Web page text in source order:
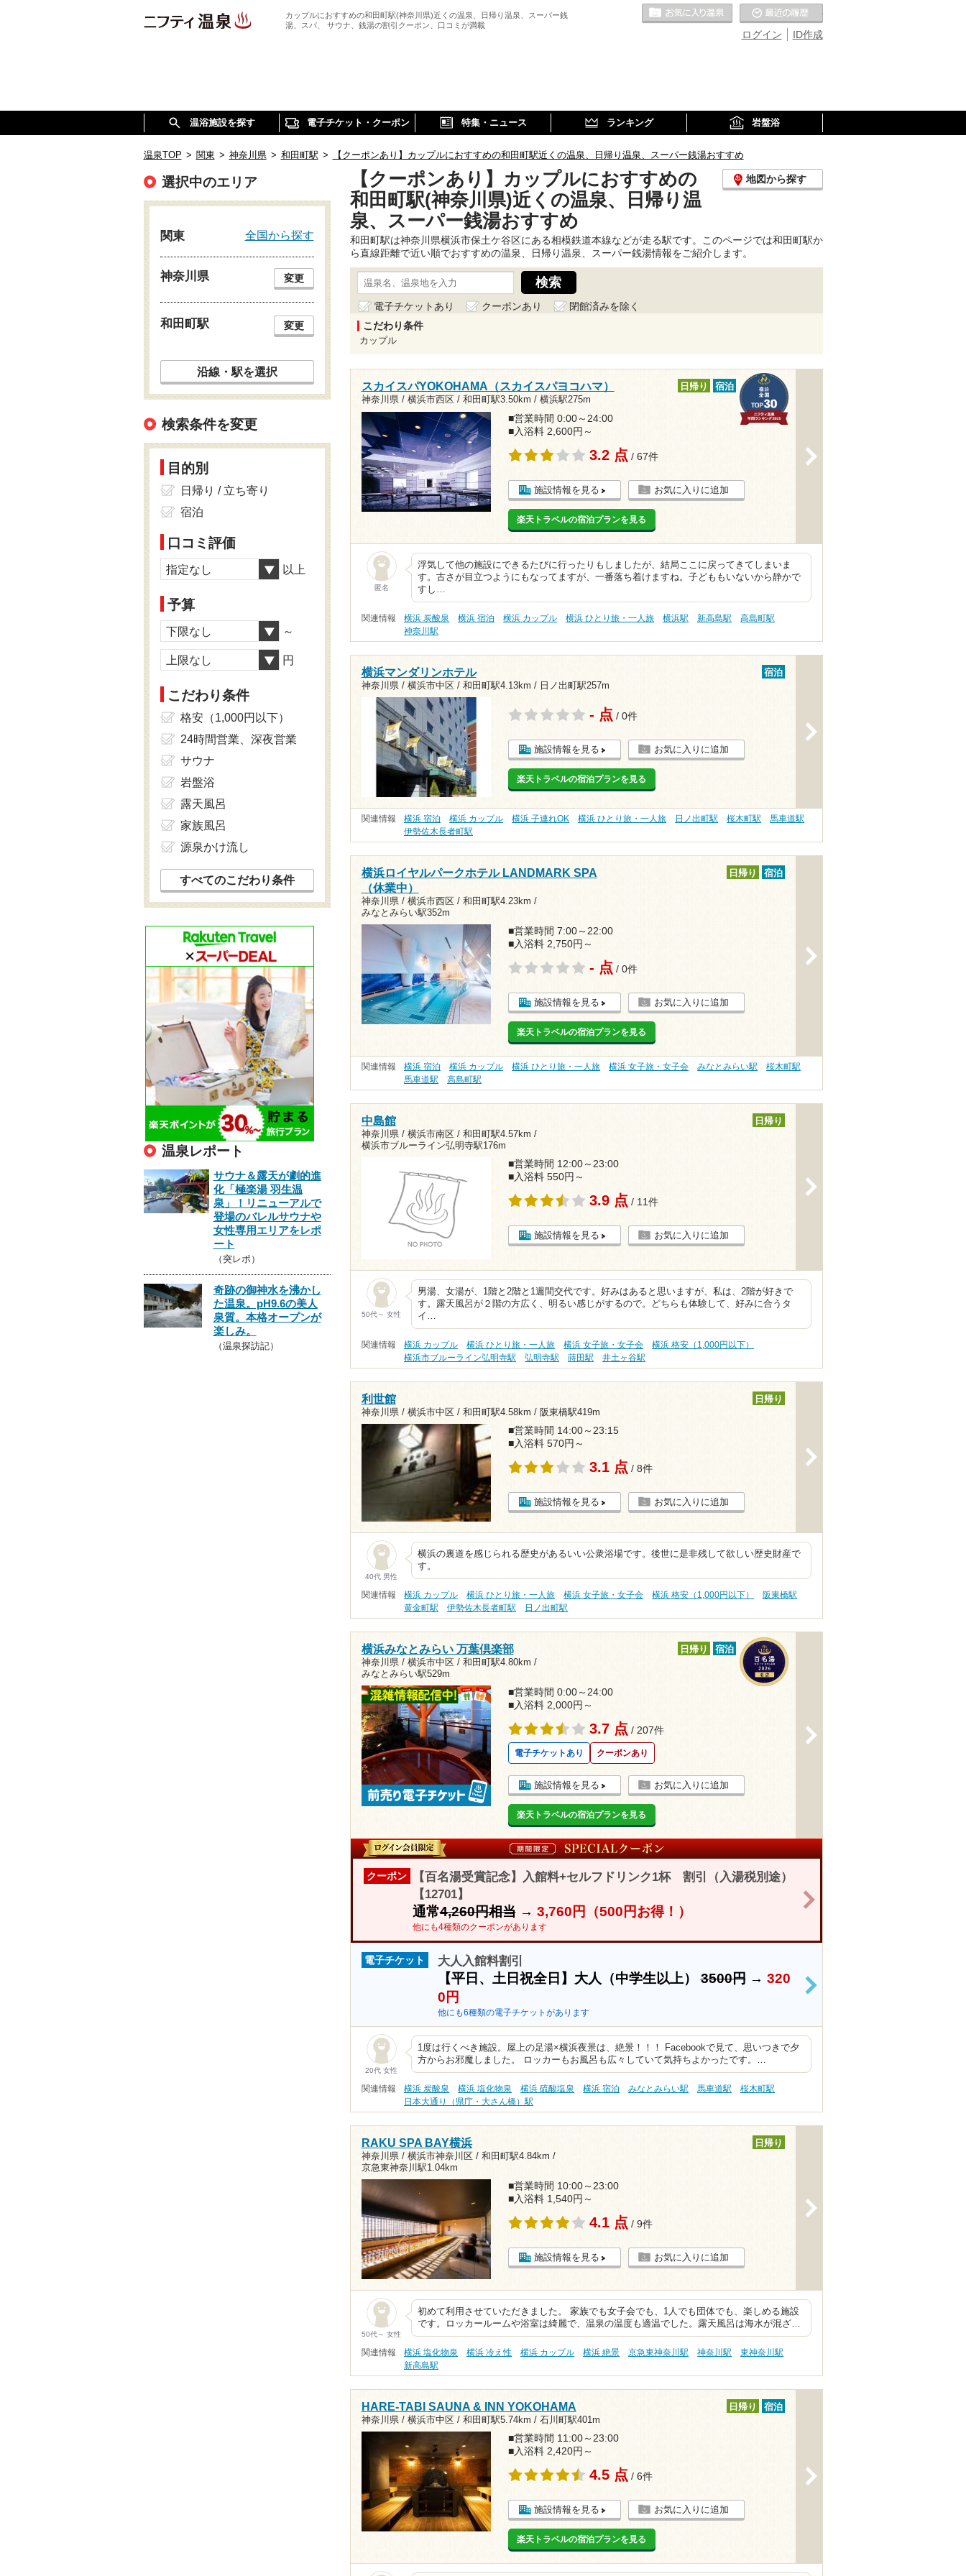
カップルにおすすめの和田町駅(神奈川県)近くの温泉、日帰り温泉、スーパー銭
湯、スパ、 サウナ、銭湯の割引クーポン、口コミが満載
ID作成
ログイン
お気に入りの温泉
温浴施設を探す 電子チケット・クーポン 特集・ニュース ランキング 岩盤浴
温泉TOP > 関東 > 神奈川県 > 和田町駅 > 【クーポンあり】カップルにおすすめの和田町駅近くの温泉、日帰り温泉、スーパー銭湯おすすめ
【クーポンあり】カップルにおすすめの
和田町駅(神奈川県)近くの温泉、日帰り温
泉、スーパー銭湯おすすめ
地図から探す
和田町駅は神奈川県横浜市保土ケ谷区にある相模鉄道本線などが走る駅です。このページでは和田町駅か
ら直線距離で近い順でおすすめの温泉、日帰り温泉、スーパー銭湯情報をご紹介します。
電子チケットあり クーポンあり
閉館済みを除く
こだわり条件
カップル
スカイスパYOKOHAMA（スカイスパヨコハマ）
神奈川県 / 横浜市西区 / 和田町駅3.50km / 横浜駅275m
日帰り 宿泊
■営業時間 0:00～24:00
■入浴料 2,600円～
3.2 点 / 67件
施設情報を見る お気に入りに追加
楽天トラベルの宿泊プランを見る
匿名
浮気して他の施設にできるたびに行ったりもしましたが、結局ここに戻ってきてしまいま
す。古さが目立つようにもなってますが、一番落ち着けますね。子どももいないから静かで
すし…
関連情報 横浜 炭酸泉 横浜 宿泊 横浜 カップル 横浜 ひとり旅・一人旅 横浜駅 新高島駅
高島町駅
神奈川駅
横浜マンダリンホテル
神奈川県 / 横浜市中区 / 和田町駅4.13km / 日ノ出町駅257m
宿泊
- 点 / 0件
施設情報を見る お気に入りに追加
楽天トラベルの宿泊プランを見る
関連情報 横浜 宿泊 横浜 カップル 横浜 子連れOK 横浜 ひとり旅・一人旅 日ノ出町駅 桜木町駅
馬車道駅
伊勢佐木長者町駅
横浜ロイヤルパークホテル LANDMARK SPA
（休業中）
神奈川県 / 横浜市西区 / 和田町駅4.23km /
みなとみらい駅352m
日帰り 宿泊
■営業時間 7:00～22:00
■入浴料 2,750円～
- 点 / 0件
施設情報を見る お気に入りに追加
楽天トラベルの宿泊プランを見る
関連情報 横浜 宿泊 横浜 カップル 横浜 ひとり旅・一人旅 横浜 女子旅・女子会 みなとみらい駅
桜木町駅
馬車道駅
高島町駅
中島館
神奈川県 / 横浜市南区 / 和田町駅4.57km /
横浜市ブルーライン弘明寺駅176m
日帰り
■営業時間 12:00～23:00
■入浴料 550円～
3.9 点 / 11件
施設情報を見る お気に入りに追加
50代～ 女性
男湯、女湯が、1階と2階と1週間交代です。好みはあると思いますが、私は、2階が好きで
す。露天風呂が２階の方広く、明るい感じがするので。どちらも体験して、好みに合うタ
イ…
関連情報 横浜 カップル 横浜 ひとり旅・一人旅 横浜 女子旅・女子会
横浜 格安（1,000円以下）
横浜市ブルーライン弘明寺駅
弘明寺駅 蒔田駅 井土ヶ谷駅
利世館
神奈川県 / 横浜市中区 / 和田町駅4.58km / 阪東橋駅419m
日帰り
■営業時間 14:00～23:15
■入浴料 570円～
3.1 点 / 8件
施設情報を見る お気に入りに追加
40代 男性
横浜の裏道を感じられる歴史があるいい公衆浴場です。後世に是非残して欲しい歴史財産で
す。
関連情報 横浜 カップル 横浜 ひとり旅・一人旅 横浜 女子旅・女子会 横浜 格安（1,000円以下）
阪東橋駅
黄金町駅
伊勢佐木長者町駅 日ノ出町駅
横浜みなとみらい 万葉倶楽部
神奈川県 / 横浜市中区 / 和田町駅4.80km /
みなとみらい駅529m
日帰り 宿泊
■営業時間 0:00～24:00
■入浴料 2,000円～
3.7 点 / 207件
電子チケットあり クーポンあり
施設情報を見る お気に入りに追加
楽天トラベルの宿泊プランを見る
クーポン
【百名湯受賞記念】入館料+セルフドリンク1杯 割引（入湯税別途）
【12701】
通常4,260円相当→ 3,760円（500円お得！）
他にも4種類のクーポンがあります
電子チケット 大人入館料割引
【平日、土日祝全日】大人（中学生以上）3500円→ 320
0円
他にも6種類の電子チケットがあります
>
20代 女性
1度は行くべき施設。屋上の足湯×横浜夜景は、絶景！！！ Facebookで見て、思いつきで夕
方からお邪魔しました。 ロッカーもお風呂も広々していて気持ちよかったです。…
関連情報 横浜 炭酸泉 横浜 塩化物泉 横浜 硫酸塩泉 横浜 宿泊 みなとみらい駅 馬車道駅
桜木町駅
日本大通り（県庁・大さん橋）駅
RAKU SPA BAY横浜
神奈川県 / 横浜市神奈川区 / 和田町駅4.84km /
京急東神奈川駅1.04km
日帰り
■営業時間 10:00～23:00
■入浴料 1,540円～
4.1 点 / 9件
施設情報を見る お気に入りに追加
50代～ 女性
初めて利用させていただきました。 家族でも女子会でも、1人でも団体でも、楽しめる施設
です。ロッカールームや浴室は綺麗で、温泉の温度も適温でした。露天風呂は海水が混ざ…
関連情報 横浜 塩化物泉 横浜 冷え性 横浜 カップル 横浜 絶景 京急東神奈川駅 神奈川駅
東神奈川駅
新高島駅
HARE-TABI SAUNA & INN YOKOHAMA
神奈川県 / 横浜市中区 / 和田町駅5.74km / 石川町駅401m
日帰り 宿泊
■営業時間 11:00～23:00
■入浴料 2,420円～
4.5 点 / 6件
施設情報を見る お気に入りに追加
楽天トラベルの宿泊プランを見る
選択中のエリア
関東 全国から探す
神奈川県 変更
和田町駅 変更
沿線・駅を選択
検索条件を変更
目的別
日帰り / 立ち寄り
宿泊
口コミ評価
指定なし 以上
予算
下限なし ～
上限なし 円
こだわり条件
格安（1,000円以下）
24時間営業、深夜営業
サウナ
岩盤浴
露天風呂
家族風呂
源泉かけ流し
すべてのこだわり条件
温泉レポート
サウナ＆露天が劇的進
化「極楽湯 羽生温
泉」！リニューアルで
登場のバレルサウナや
女性専用エリアをレポ
ート
（突レポ）
奇跡の御神水を沸かし
た温泉。pH9.6の美人
泉質。本格オープンが
楽しみ。
（温泉探訪記）